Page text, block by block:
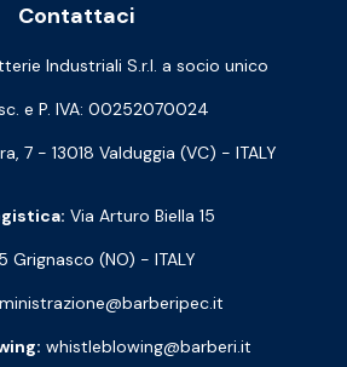
Contattaci
Industriali S.r.l. a socio unico
e P. IVA: 00252070024
7 - 13018 Valduggia (VC) - ITALY
Via Arturo Biella 15
Grignasco (NO) - ITALY
whistleblowing@barberi.it